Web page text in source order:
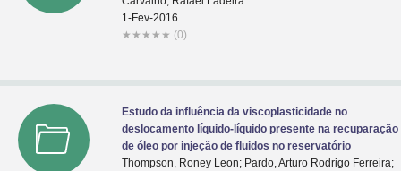
1-Fev-2016
★ ★ ★ ★ ★ (0)
Estudo da influência da viscoplasticidade no
deslocamento líquido-líquido presente na recuparação
de óleo por injeção de fluidos no reservatório
Thompson, Roney Leon; Pardo, Arturo Rodrigo Ferreira;